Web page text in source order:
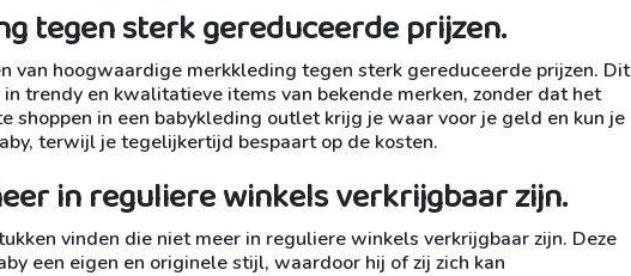
tegen sterk gereduceerde prijzen.
van hoogwaardige merkkleding tegen sterk gereduceerde prijzen. Dit
trendy en kwalitatieve items van bekende merken, zonder dat het
shoppen in een babykleding outlet krijg je waar voor je geld en kun je
terwijl je tegelijkertijd bespaart op de kosten.
in reguliere winkels verkrijgbaar zijn.
vinden die niet meer in reguliere winkels verkrijgbaar zijn. Deze
een eigen en originele stijl, waardoor hij of zij zich kan